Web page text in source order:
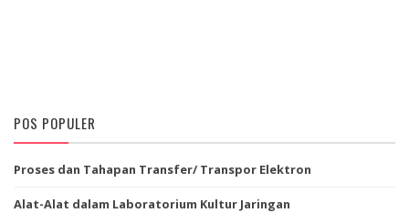
POS POPULER
Proses dan Tahapan Transfer/ Transpor Elektron
Alat-Alat dalam Laboratorium Kultur Jaringan